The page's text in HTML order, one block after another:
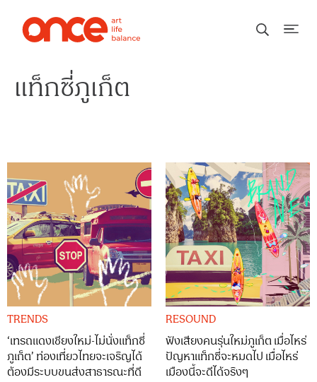
แท็กซี่ภูเก็ต
TRENDS
‘เทรถแดงเชียงใหม่-ไม่นั่งแท็กซี่
ภูเก็ต’ ท่องเที่ยวไทยจะเจริญได้
ต้องมีระบบขนส่งสาธารณะที่ดี
RESOUND
ฟังเสียงคนรุ่นใหม่ภูเก็ต เมื่อไหร่
ปัญหาแท็กซี่จะหมดไป เมื่อไหร่
เมืองนี้จะดีได้จริงๆ